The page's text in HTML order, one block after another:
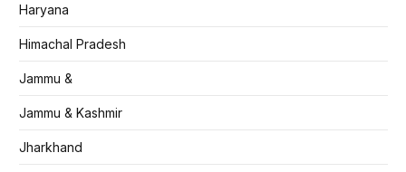
Haryana
Himachal Pradesh
Jammu &
Jammu & Kashmir
Jharkhand